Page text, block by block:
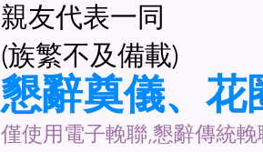
親友代表一同
(族繁不及備載)
懇辭奠儀、花
僅使用電子輓聯,懇辭傳統輓